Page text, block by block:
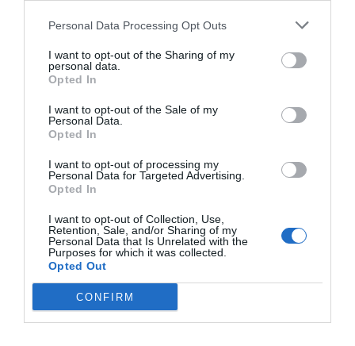
Personal Data Processing Opt Outs
I want to opt-out of the Sharing of my
personal data.
Opted In
I want to opt-out of the Sale of my
Personal Data.
Opted In
I want to opt-out of processing my
Personal Data for Targeted Advertising.
Opted In
I want to opt-out of Collection, Use,
Retention, Sale, and/or Sharing of my
Personal Data that Is Unrelated with the
Purposes for which it was collected.
Opted Out
CONFIRM
colegiado señaló penalti. Toni Martínez no falló desde
los once metros y batió a Dituro para hacer el 0-1 en el
minuto 51.